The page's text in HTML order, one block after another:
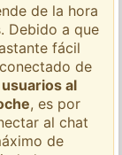
de la hora
Debido a que
fácil
de
al
, es por
al chat
de